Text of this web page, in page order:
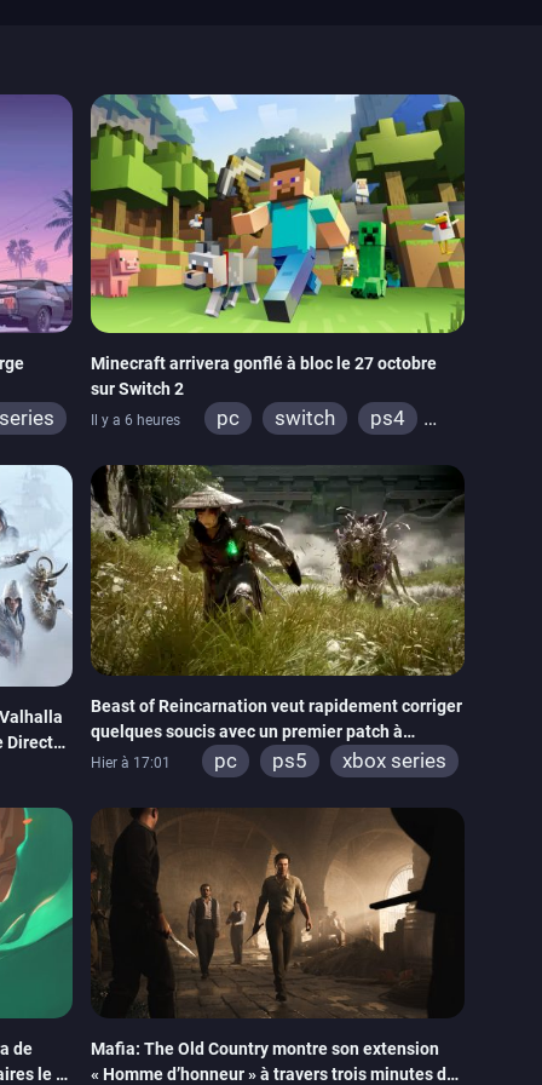
Minecraft arrivera gonflé à bloc le 27 octobre
sur Switch 2
Il y a 6 heures pc switch
ps4
wiiu
3ds
ps3
xbox 360
switch 2
Director
Beast of Reincarnation veut rapidement corriger
quelques soucis avec un premier patch à
paraître bientôt
Hier à 17:01 pc ps5 xbox series
de
le 2
Mafia: The Old Country montre son extension
« Homme d’honneur » à travers trois minutes de